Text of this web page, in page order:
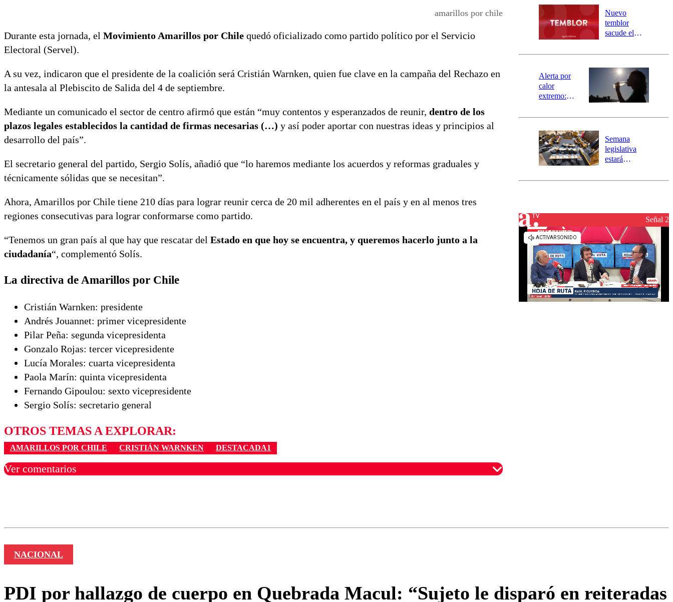
amarillos por chile
Durante esta jornada, el Movimiento Amarillos por Chile quedó oficializado como partido político por el Servicio
Electoral (Servel).
A su vez, indicaron que el presidente de la coalición será Cristián Warnken, quien fue clave en la campaña del Rechazo en
la antesala al Plebiscito de Salida del 4 de septiembre.
Mediante un comunicado el sector de centro afirmó que están “muy contentos y esperanzados de reunir, dentro de los
plazos legales establecidos la cantidad de firmas necesarias (…) y así poder aportar con nuestras ideas y principios al
desarrollo del país”.
El secretario general del partido, Sergio Solís, añadió que “lo haremos mediante los acuerdos y reformas graduales y
técnicamente sólidas que se necesitan”.
Ahora, Amarillos por Chile tiene 210 días para lograr reunir cerca de 20 mil adherentes en el país y en al menos tres
regiones consecutivas para lograr conformarse como partido.
“Tenemos un gran país al que hay que rescatar del Estado en que hoy se encuentra, y queremos hacerlo junto a la
ciudadanía“, complementó Solís.
La directiva de Amarillos por Chile
Cristián Warnken: presidente
Andrés Jouannet: primer vicepresidente
Pilar Peña: segunda vicepresidenta
Gonzalo Rojas: tercer vicepresidente
Lucía Morales: cuarta vicepresidenta
Paola Marín: quinta vicepresidenta
Fernando Gipoulou: sexto vicepresidente
Sergio Solís: secretario general
OTROS TEMAS A EXPLORAR:
AMARILLOS POR CHILE CRISTIÁN WARNKEN DESTACADA1
Ver comentarios
río Damas:
activa
mensajería
SAE
Nuevo
temblor
sacude el
revisa la
epicentro
Alerta por
calor
extremo:
activa Alerta
Preventiva en
tres comunas
Semana
legislativa
estará
el fin de la
reconstrucciónSeñal 2
NACIONAL
PDI por hallazgo de cuerpo en Quebrada Macul: “Sujeto le disparó en reiteradas